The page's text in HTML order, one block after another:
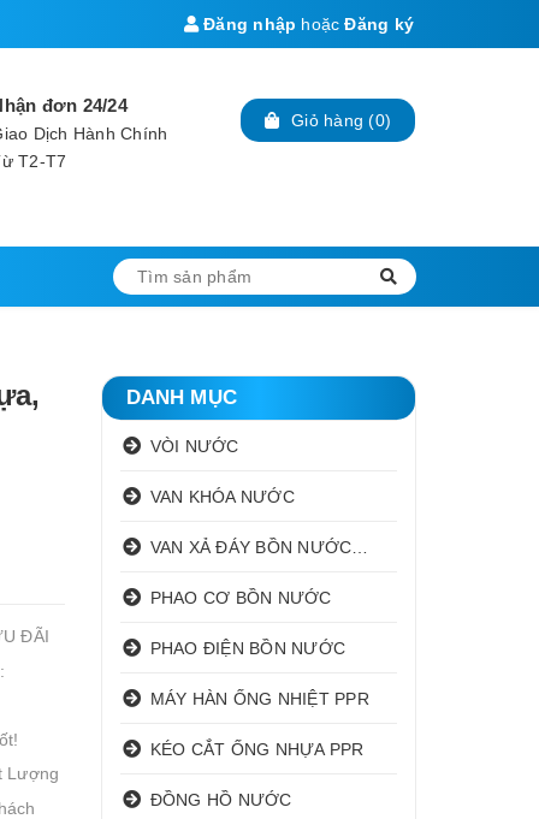
Đăng nhập hoặc Đăng ký
đơn 24/24
Dịch Hành Chính
T2-T7
Giỏ hàng (0)
ĐÃI
Lượng
DANH MỤC
VÒI NƯỚC
VAN KHÓA NƯỚC
PHAO CƠ BỒN NƯỚC
PHAO ĐIỆN BỒN NƯỚC
MÁY HÀN ỐNG NHIỆT PPR
KÉO CẮT ỐNG NHỰA PPR
ĐỒNG HỒ NƯỚC